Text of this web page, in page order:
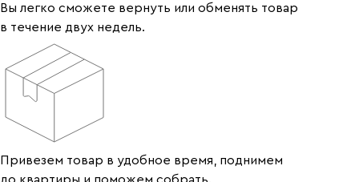
Вы легко сможете вернуть или обменять товар
в течение двух недель.
Привезем товар в удобное время, поднимем
до квартиры и поможем собрать.